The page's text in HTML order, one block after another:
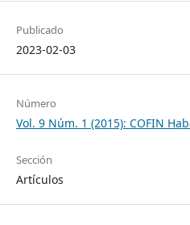
Publicado
2023-02-03
Número
Vol. 9 Núm. 1 (2015): COFIN
Sección
Artículos